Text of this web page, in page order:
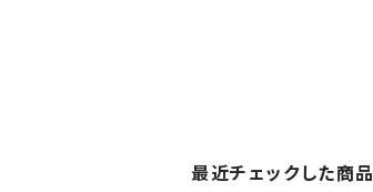
最近チェックした商品